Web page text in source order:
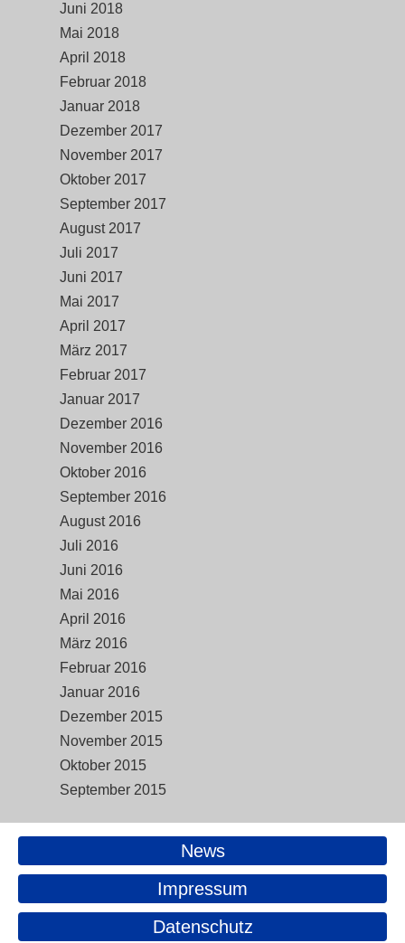
Juni 2018
Mai 2018
April 2018
Februar 2018
Januar 2018
Dezember 2017
November 2017
Oktober 2017
September 2017
August 2017
Juli 2017
Juni 2017
Mai 2017
April 2017
März 2017
Februar 2017
Januar 2017
Dezember 2016
November 2016
Oktober 2016
September 2016
August 2016
Juli 2016
Juni 2016
Mai 2016
April 2016
März 2016
Februar 2016
Januar 2016
Dezember 2015
November 2015
Oktober 2015
September 2015
News
Impressum
Datenschutz